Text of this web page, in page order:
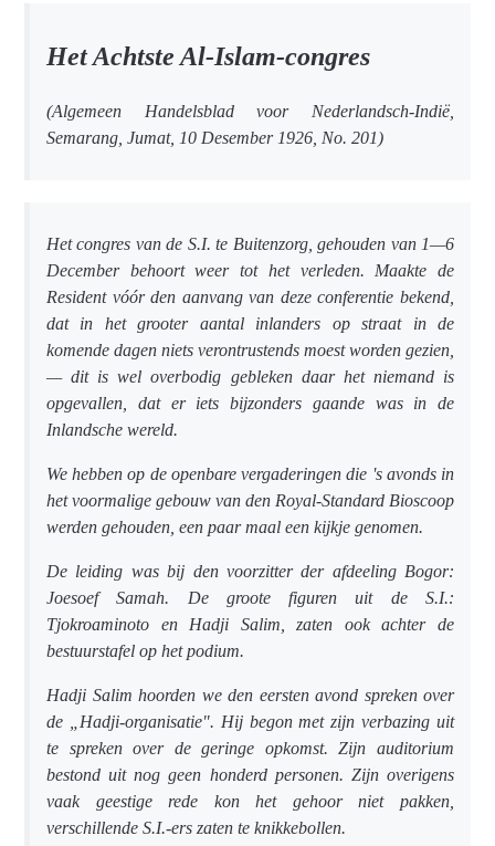
Het Achtste Al-Islam-congres
(Algemeen Handelsblad voor Nederlandsch-Indië,
Semarang, Jumat, 10 Desember 1926, No. 201)
Het congres van de S.I. te Buitenzorg, gehouden van 1—6
December behoort weer tot het verleden. Maakte de
Resident vóór den aanvang van deze conferentie bekend,
dat in het grooter aantal inlanders op straat in de
komende dagen niets verontrustends moest worden gezien,
— dit is wel overbodig gebleken daar het niemand is
opgevallen, dat er iets bijzonders gaande was in de
Inlandsche wereld.
We hebben op de openbare vergaderingen die 's avonds in
het voormalige gebouw van den Royal-Standard Bioscoop
werden gehouden, een paar maal een kijkje genomen.
De leiding was bij den voorzitter der afdeeling Bogor:
Joesoef Samah. De groote figuren uit de S.I.:
Tjokroaminoto en Hadji Salim, zaten ook achter de
bestuurstafel op het podium.
Hadji Salim hoorden we den eersten avond spreken over
de „Hadji-organisatie". Hij begon met zijn verbazing uit
te spreken over de geringe opkomst. Zijn auditorium
bestond uit nog geen honderd personen. Zijn overigens
vaak geestige rede kon het gehoor niet pakken,
verschillende S.I.-ers zaten te knikkebollen.